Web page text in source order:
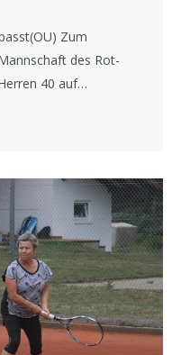
Zum
des Rot-
40 auf…